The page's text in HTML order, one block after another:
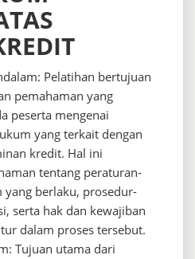
Pelatihan bertujuan
pemahaman yang
peserta mengenai
yang terkait dengan
kredit. Hal ini
tentang peraturan-
yang berlaku, prosedur-
serta hak dan kewajiban
dalam proses tersebut.
Tujuan utama dari